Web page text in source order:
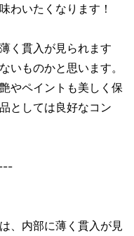
わいたくなります！
く貫入が見られます
いものかと思います。
やペイントも美しく保
としては良好なコン
内部に薄く貫入が見